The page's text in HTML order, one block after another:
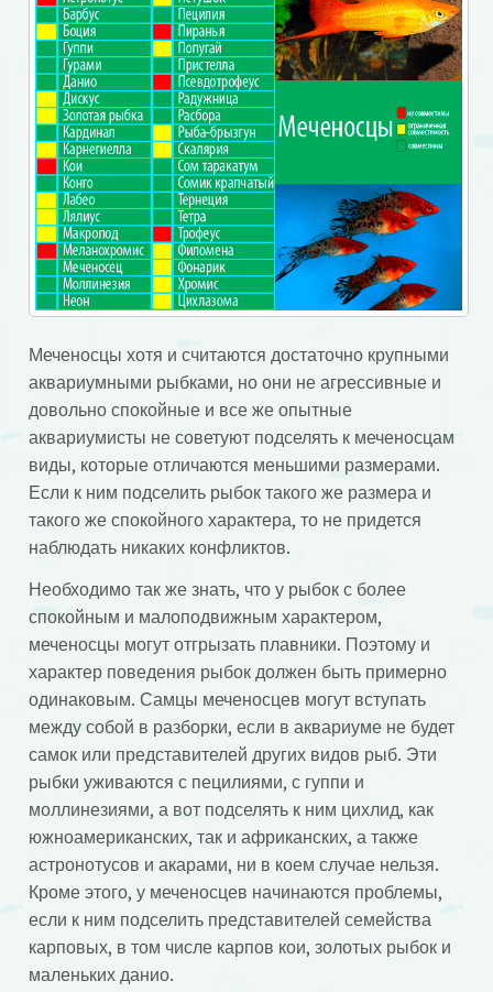
Меченосцы хотя и считаются достаточно крупными
аквариумными рыбками, но они не агрессивные и
довольно спокойные и все же опытные
аквариумисты не советуют подселять к меченосцам
виды, которые отличаются меньшими размерами.
Если к ним подселить рыбок такого же размера и
такого же спокойного характера, то не придется
наблюдать никаких конфликтов.
Необходимо так же знать, что у рыбок с более
спокойным и малоподвижным характером,
меченосцы могут отгрызать плавники. Поэтому и
характер поведения рыбок должен быть примерно
одинаковым. Самцы меченосцев могут вступать
между собой в разборки, если в аквариуме не будет
самок или представителей других видов рыб. Эти
рыбки уживаются с пецилиями, с гуппи и
моллинезиями, а вот подселять к ним цихлид, как
южноамериканских, так и африканских, а также
астронотусов и акарами, ни в коем случае нельзя.
Кроме этого, у меченосцев начинаются проблемы,
если к ним подселить представителей семейства
карповых, в том числе карпов кои, золотых рыбок и
маленьких данио.